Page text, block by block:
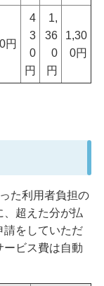
円
4
3
0
円
1,
36
0
円
1,30
0円
た利用者負担の
、超えた分が払
請をしていただ
ービス費は自動